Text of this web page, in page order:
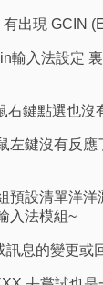
出現 GCIN
輸入法設定
右鍵點選也沒
左鍵沒有反應
預設清單洋洋
入法模組~
訊息的變更或